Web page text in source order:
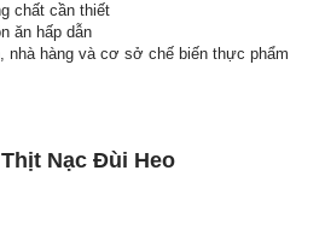
chất cần thiết
ăn hấp dẫn
nhà hàng và cơ sở chế biến thực phẩm
Nạc Đùi Heo